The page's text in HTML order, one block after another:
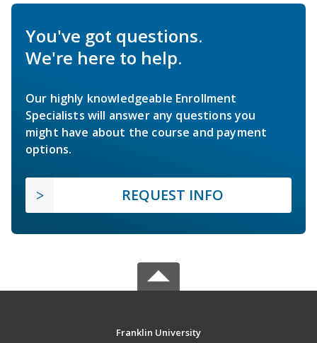
You've got questions.
We're here to help.
Our highly knowledgeable Enrollment
Specialists will answer any questions you
might have about the course and payment
options.
REQUEST INFO
Franklin University